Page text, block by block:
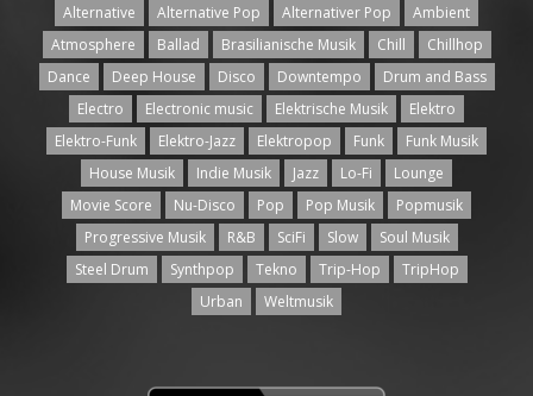
Alternative Alternative Pop Alternativer Pop
Ambient
Atmosphere
Ballad Brasilianische Musik Chill
Chillhop
Dance
Deep House Disco Downtempo
Drum and Bass
Electro
Electronic music Elektrische Musik
Elektro
Elektro-Funk
Elektro-Jazz Elektropop Funk
Funk Musik
House Musik
Indie Musik Jazz Lo-Fi
Lounge
Movie Score
Nu-Disco Pop Pop Musik
Popmusik
Progressive Musik
R&B SciFi Slow
Soul Musik
Steel Drum
Synthpop Tekno Trip-Hop
TripHop
Urban
Weltmusik